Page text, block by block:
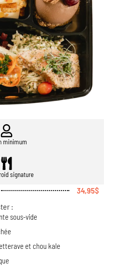
minimum
signature
34,95$
:
sous-vide
et chou kale